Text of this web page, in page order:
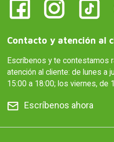
Contacto y atención al
Escríbenos y te contestamos
atención al cliente: de lunes a
15:00 a 18:00; los viernes, de
Escríbenos ahora